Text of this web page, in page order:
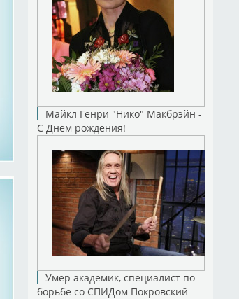
Майкл Генри "Нико" Макбрэйн -
С Днем рождения!
Умер академик, специалист по
борьбе со СПИДом Покровский